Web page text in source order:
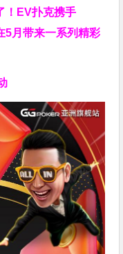
！EV扑克携手
5月带来一系列精彩